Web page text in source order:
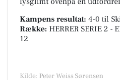
Kampens resultat: 4-0 til
Række: HERRER SERIE 2 -
12
Kilde: Peter Weiss Sørensen